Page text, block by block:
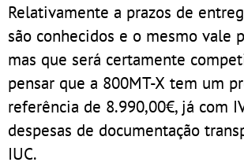
Relativamente a prazos de
são conhecidos e o mesmo vale
mas que será certamente
pensar que a 800MT-X tem um
referência de 8.990,00€, já com
despesas de documentação
IUC.